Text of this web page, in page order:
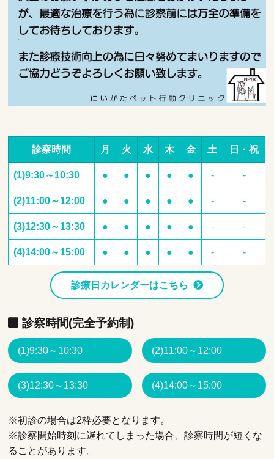
診察時間 月 火 水 木 金 土 日・祝
(1)9:30～10:30 ● ● ● ● ● - -
(2)11:00～12:00 ● ● ● ● ● - -
(3)12:30～13:30 ● ● ● ● ● - -
(4)14:00～15:00 ● ● ● ● ● - -
診療日カレンダーはこちら
診察時間(完全予約制)
(1)9:30～10:30 (2)11:00～12:00
(3)12:30～13:30 (4)14:00～15:00
※初診の場合は2枠必要となります。
※診察開始時刻に遅れてしまった場合、診察時間が短くな
ることがあります。